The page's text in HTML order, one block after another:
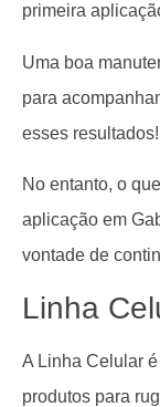
primeira
Uma boa
para
esses resultados!
No entanto, o
aplicação em
vontade de
Linha
A Linha Celular
produtos para